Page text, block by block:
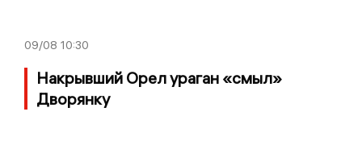
09/08 10:30
Накрывший Орел ураган «смыл»
Дворянку